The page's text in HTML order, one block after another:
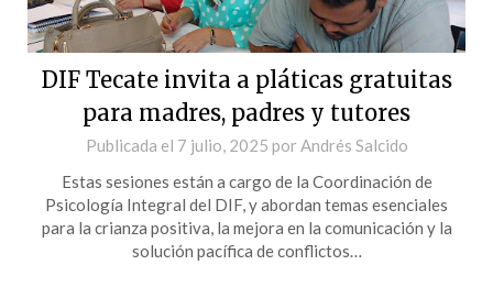
DIF Tecate invita a pláticas gratuitas
para madres, padres y tutores
Publicada el 7 julio, 2025 por Andrés Salcido
Estas sesiones están a cargo de la Coordinación de
Psicología Integral del DIF, y abordan temas esenciales
para la crianza positiva, la mejora en la comunicación y la
solución pacífica de conflictos…